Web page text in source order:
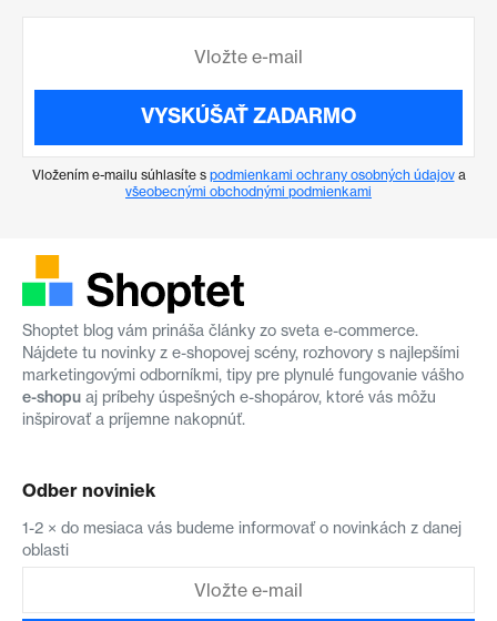
VYSKÚŠAŤ ZADARMO
Vložením e-mailu súhlasíte s podmienkami ochrany osobných údajova
všeobecnými obchodnými podmienkami
Shoptet blog vám prináša články zo sveta e-commerce.
Nájdete tu novinky z e-shopovej scény, rozhovory s najlepšími
marketingovými odborníkmi, tipy pre plynulé fungovanie vášho
e-shopu aj príbehy úspešných e-shopárov, ktoré vás môžu
inšpirovať a príjemne nakopnúť.
Odber noviniek
1-2 × do mesiaca vás budeme informovať o novinkách z danej
oblasti